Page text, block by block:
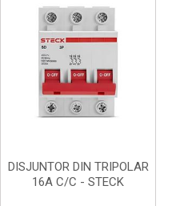
DISJUNTOR DIN TRIPOLAR
16A C/C - STECK